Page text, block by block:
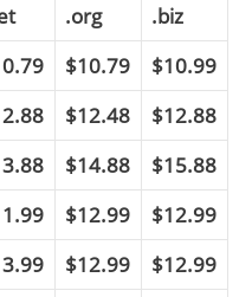
.org
.biz
$10.79
$10.99
$12.48
$12.88
$14.88
$15.88
$12.99
$12.99
$12.99
$12.99